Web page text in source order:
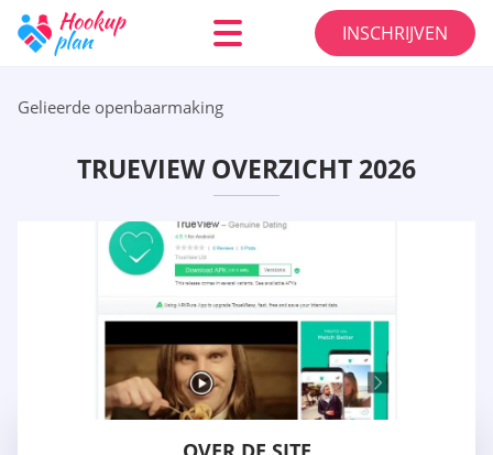
INSCHRIJVEN
Gelieerde openbaarmaking
TRUEVIEW OVERZICHT 2026